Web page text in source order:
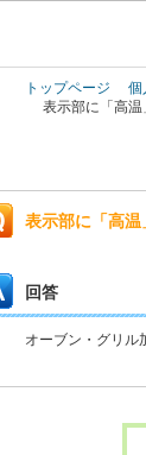
トップページ 個
表示部に「高温
表示部に「高温
回答
オーブン・グリル